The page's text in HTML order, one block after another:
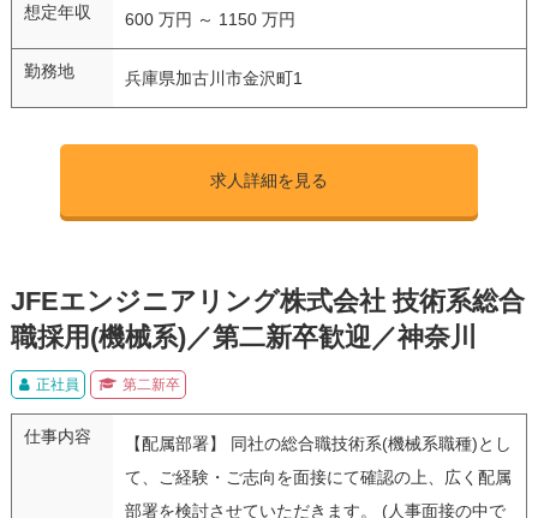
想定年収 600 万円 ～ 1150 万円
勤務地 兵庫県加古川市金沢町1
求人詳細を見る
JFEエンジニアリング株式会社 技術系総合
職採用(機械系)／第二新卒歓迎／神奈川
正社員 第二新卒
仕事内容
【配属部署】 同社の総合職技術系(機械系職種)とし
て、ご経験・ご志向を面接にて確認の上、広く配属
部署を検討させていただきます。 (人事面接の中で